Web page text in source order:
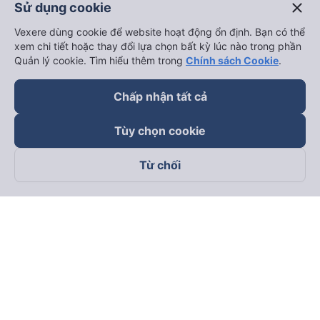
Theo dõi chúng tôi trên
Sử dụng cookie close
Vexere dùng cookie để website hoạt động ổn định. Bạn có thể
xem chi tiết hoặc thay đổi lựa chọn bất kỳ lúc nào trong phần
Quản lý cookie. Tìm hiểu thêm trong Chính sách Cookie.
Chấp nhận tất cả
Tùy chọn cookie
Từ chối